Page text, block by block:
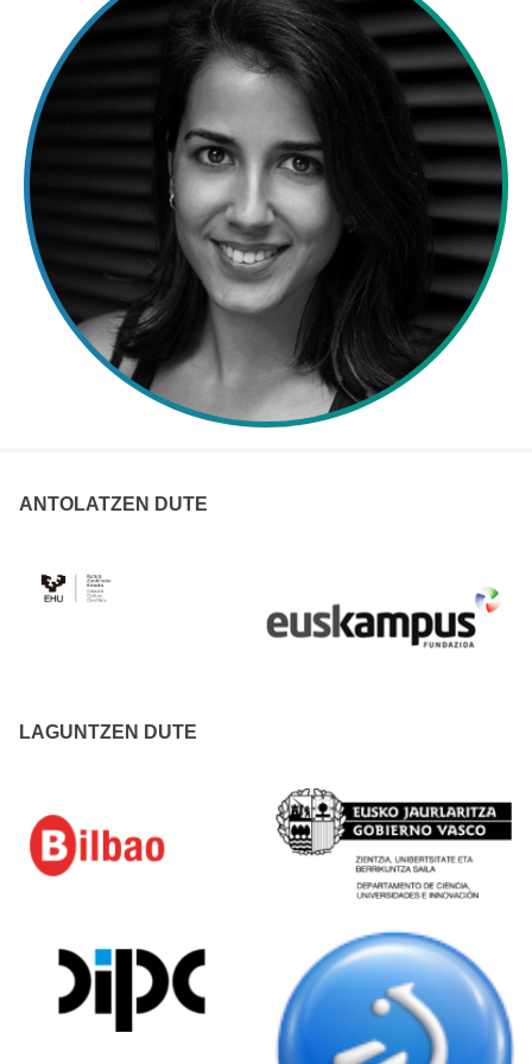
ANTOLATZEN DUTE
LAGUNTZEN DUTE